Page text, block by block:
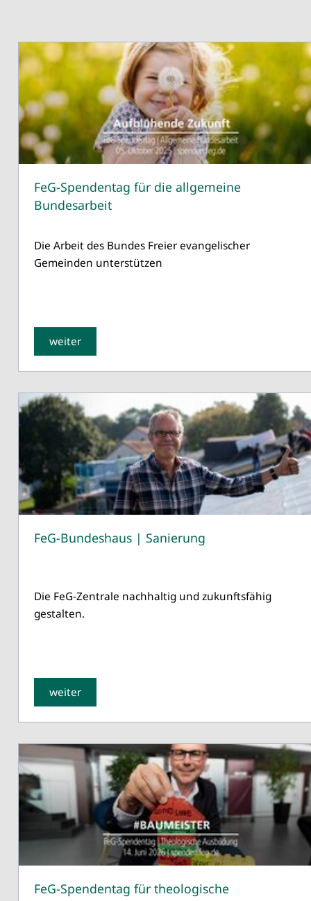
FeG-Spendentag für die allgemeine
Bundesarbeit
Die Arbeit des Bundes Freier evangelischer
Gemeinden unterstützen
weiter
FeG-Bundeshaus | Sanierung
Die FeG-Zentrale nachhaltig und zukunftsfähig
gestalten.
weiter
FeG-Spendentag für theologische